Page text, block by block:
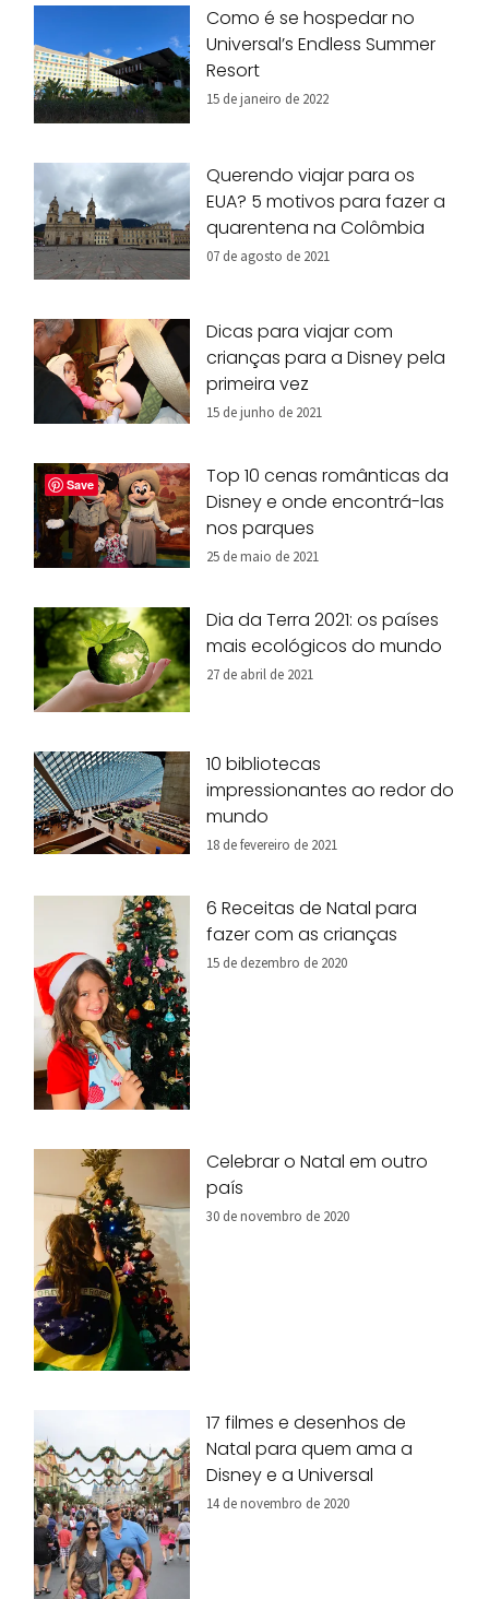
Como é se hospedar no
Universal’s Endless Summer
Resort
15 de janeiro de 2022
Querendo viajar para os
EUA? 5 motivos para fazer a
quarentena na Colômbia
07 de agosto de 2021
Dicas para viajar com
crianças para a Disney pela
primeira vez
15 de junho de 2021
Top 10 cenas românticas da
Disney e onde encontrá-las
nos parques
25 de maio de 2021
Dia da Terra 2021: os países
mais ecológicos do mundo
27 de abril de 2021
10 bibliotecas
impressionantes ao redor do
mundo
18 de fevereiro de 2021
6 Receitas de Natal para
fazer com as crianças
15 de dezembro de 2020
Celebrar o Natal em outro
país
30 de novembro de 2020
17 filmes e desenhos de
Natal para quem ama a
Disney e a Universal
14 de novembro de 2020
Save